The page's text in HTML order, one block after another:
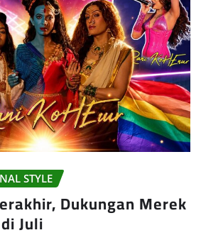
STYLE
Dukungan Merek
Juli